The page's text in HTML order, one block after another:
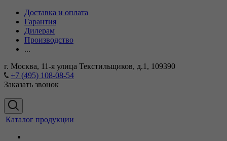
Доставка и оплата
Гарантия
Дилерам
Производство
...
г. Москва, 11-я улица Текстильщиков, д.1, 109390
+7 (495) 108-08-54
Заказать звонок
Каталог продукции